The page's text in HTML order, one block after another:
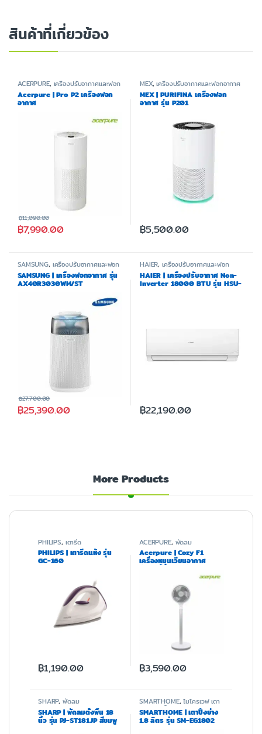
More Products
PHILIPS, เตารีด
PHILIPS | เตารีดแห้ง รุ่น
GC-160
฿1,190.00
ACERPURE, พัดลม
Acerpure | Cozy F1
เครื่องหมุนเวียนอากาศ
฿3,590.00
SHARP,พัดลม
SHARP | พัดลมตั้งพื้น 18
นิ้ว รุ่น PJ-ST181JP สีชมพู
SMARTHOME,ไมโครเวฟ เตา
อบ และหม้อทอด
SMARTHOME | เตาปิ้งย่าง
1.8 ลิตร รุ่น SM-EG1802
สินค้าที่เกี่ยวข้อง
ACERPURE, เครื่องปรับอากาศและฟอก
อากาศ
Acerpure | Pro P2 เครื่องฟอก
อากาศ
฿7,990.00
฿11,090.00
MEX,เครื่องปรับอากาศและฟอกอากาศ
MEX | PURIFINA เครื่องฟอก
อากาศ รุ่น P201
฿5,500.00
SAMSUNG, เครื่องปรับอากาศและฟอก
อากาศ
SAMSUNG | เครื่องฟอกอากาศ รุ่น
AX40R3030WM/ST
฿25,390.00
฿27,700.00
HAIER,เครื่องปรับอากาศและฟอก
อากาศ
HAIER | เครื่องปรับอากาศ Non-
Inverter 18000 BTU รุ่น HSU-
฿22,190.00